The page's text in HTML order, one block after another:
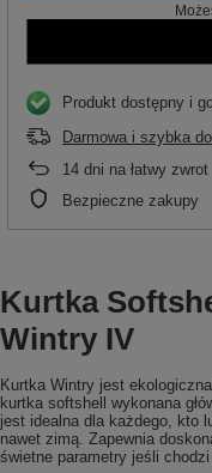
Produkt dostępny i
Darmowa i szybka
14 dni na łatwy zwrot
Bezpieczne zakupy
Kurtka
Wintry IV
Kurtka Wintry jest
kurtka softshell wykonana
jest idealna dla każdego, kto
nawet zimą. Zapewnia
świetne parametry jeśli chodzi